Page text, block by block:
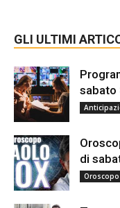
GLI ULTIMI
sabato
di